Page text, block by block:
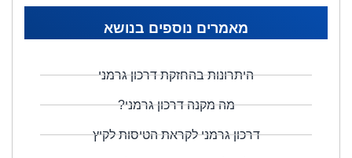
מאמרים נוספים בנושא
היתרונות בהחזקת דרכון גרמני
מה מקנה דרכון גרמני?
דרכון גרמני לקראת הטיסות לקיץ